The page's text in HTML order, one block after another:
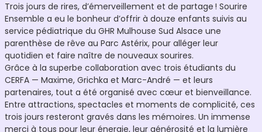
Trois jours de rires, d’émerveillement et de partage ! Sourire
Ensemble a eu le bonheur d’offrir à douze enfants suivis au
service pédiatrique du GHR Mulhouse Sud Alsace une
parenthèse de rêve au Parc Astérix, pour alléger leur
quotidien et faire naître de nouveaux sourires.
Grâce à la superbe collaboration avec trois étudiants du
CERFA — Maxime, Grichka et Marc-André — et leurs
partenaires, tout a été organisé avec cœur et bienveillance.
Entre attractions, spectacles et moments de complicité, ces
trois jours resteront gravés dans les mémoires. Un immense
merci à tous pour leur énergie, leur générosité et la lumière